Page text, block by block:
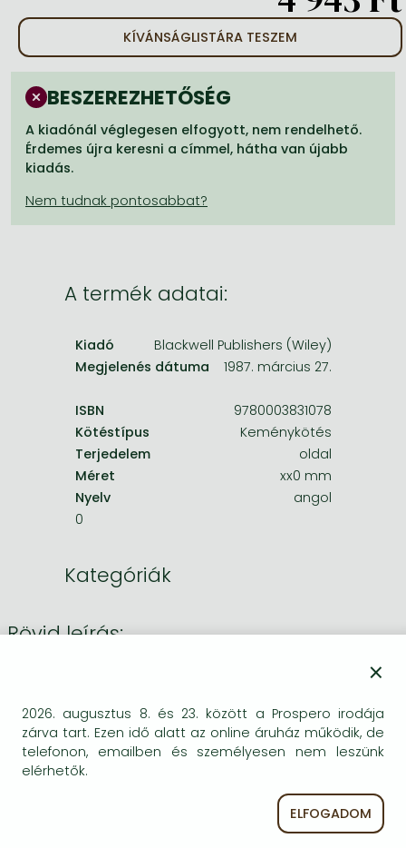
One-Punch Man manga
KÍVÁNSÁGLISTÁRA TESZEM
BESZEREZHETŐSÉG
A kiadónál véglegesen elfogyott, nem rendelhető.
Érdemes újra keresni a címmel, hátha van újabb
kiadás.
A termék adatai:
Kiadó
Blackwell Publishers (Wiley)
Megjelenés dátuma
1987. március 27.
ISBN
9780003831078
Kötéstípus
Keménykötés
Terjedelem
oldal
Méret
xx0 mm
Nyelv
angol
0
Kategóriák
Rövid leírás:
This updated edition explores the basic components of the
models, context, priming for spontaneity, language use, and
believability frames (for ethical communication). This new
edition is organized to emphasize the skills, science, art
ethics and the history of research on framing.
×
2026. augusztus 8. és 23. között a Prospero irodája
zárva tart. Ezen idő alatt az online áruház működik, de
telefonon, emailben és személyesen nem leszünk
elérhetők.
ELFOGADOM